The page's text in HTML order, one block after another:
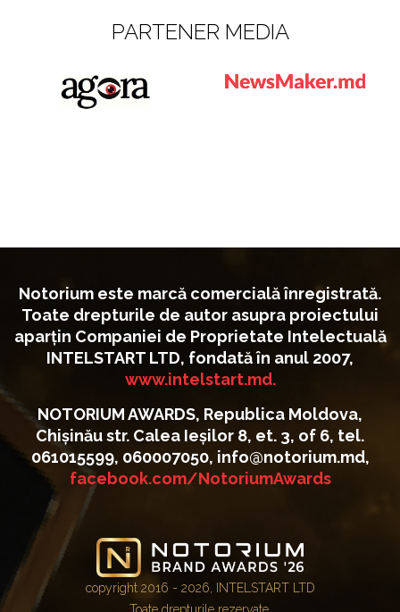
PARTENER MEDIA
Notorium este marcă comercială înregistrată.
Toate drepturile de autor asupra proiectului
aparțin Companiei de Proprietate Intelectuală
INTELSTART LTD, fondată în anul 2007,
www.intelstart.md.
NOTORIUM AWARDS, Republica Moldova,
Chișinău str. Calea Ieșilor 8, et. 3, of 6, tel.
061015599, 060007050, info@notorium.md,
facebook.com/NotoriumAwards
copyright 2016 - 2026, INTELSTART LTD